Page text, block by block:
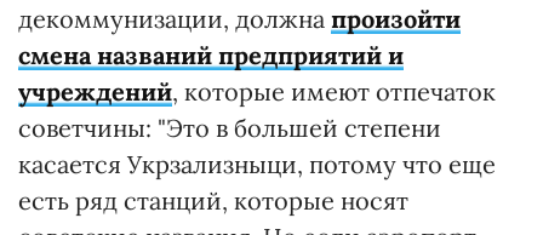
декоммунизации, должна произойти
смена названий предприятий и
учреждений, которые имеют отпечаток
советчины: "Это в большей степени
касается Укрзализныци, потому что еще
есть ряд станций, которые носят